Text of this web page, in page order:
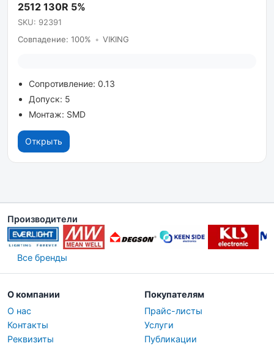
2512 130R 5%
SKU: 92391
Совпадение: 100% • VIKING
Сопротивление: 0.13
Допуск: 5
Монтаж: SMD
Открыть
Производители
Все бренды
О компании
О нас
Контакты
Реквизиты
Покупателям
Прайс-листы
Услуги
Публикации